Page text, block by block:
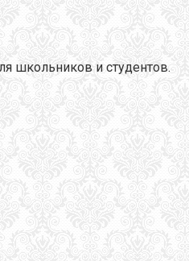
школьников и студентов.